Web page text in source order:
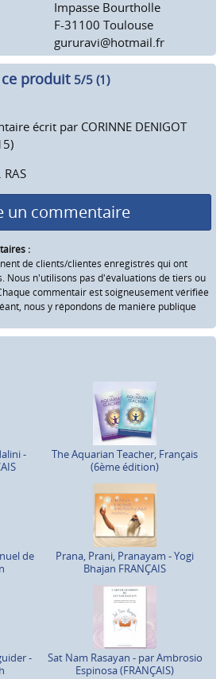
Impasse Bourtholle
F-31100 Toulouse
gururavi@hotmail.fr
produit 5/5 (1)
écrit par CORINNE DENIGOT
RAS
un commentaire
:
de clients/clientes enregistrés qui ont
Nous n'utilisons pas d'évaluations de tiers ou
commentair est soigneusement vérifiée
nous y répondons de manière publique
-
The Aquarian Teacher, Français
(6ème édition)
de
Prana, Prani, Pranayam - Yogi
Bhajan FRANÇAIS
-
Sat Nam Rasayan - par Ambrosio
Espinosa (FRANÇAIS)